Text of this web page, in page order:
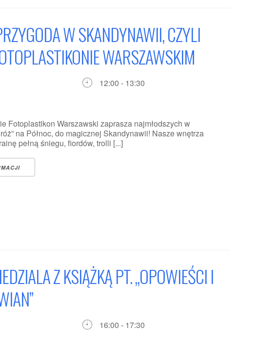
W SKANDYNAWII, CZYLI
WARSZAWSKIM
12:00 - 13:30
Fotoplastikon Warszawski zaprasza najmłodszych w
na Północ, do magicznej Skandynawii! Nasze wnętrza
pełną śniegu, fiordów, trolli [...]
Z KSIĄŻKĄ PT. „OPOWIEŚCI I
16:00 - 17:30